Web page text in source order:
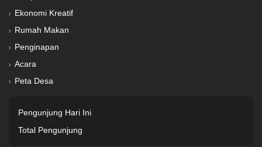
Ekonomi Kreatif
Rumah Makan
Penginapan
Acara
Peta Desa
Pengunjung Hari Ini
Total Pengunjung